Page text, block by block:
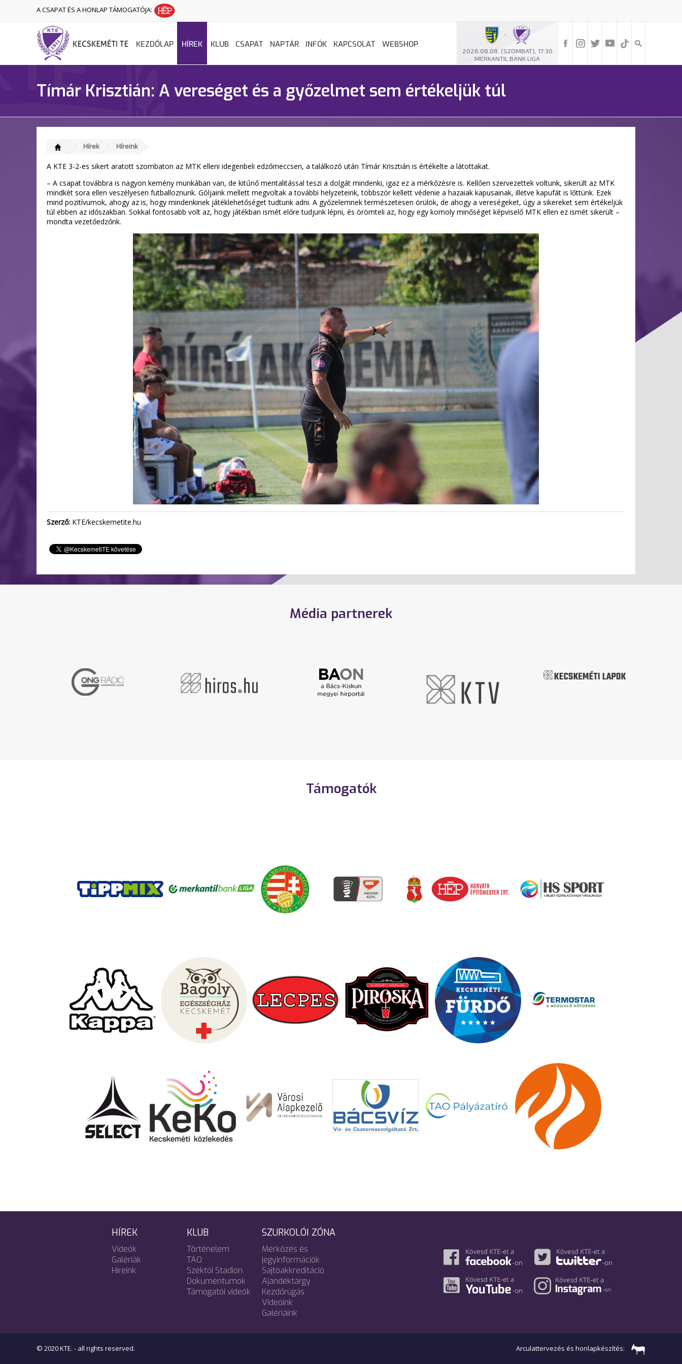
A CSAPAT ÉS A HONLAP TÁMOGATÓJA:
-
2026.08.08. (SZOMBAT), 17:30
MERKANTIL BANK LIGA
KEZDŐLAP HÍREK KLUB CSAPAT NAPTÁR INFÓK KAPCSOLAT WEBSHOP
Tímár Krisztián: A vereséget és a győzelmet sem értékeljük túl
Hírek Híreink
A KTE 3-2-es sikert aratott szombaton az MTK elleni idegenbeli edzőmeccsen, a találkozó után Tímár Krisztián is értékelte a látottakat.
– A csapat továbbra is nagyon kemény munkában van, de kitűnő mentalitással teszi a dolgát mindenki, igaz ez a mérkőzésre is. Kellően szervezettek voltunk, sikerült az MTK
mindkét sora ellen veszélyesen futballoznunk. Góljaink mellett megvoltak a további helyzeteink, többször kellett védenie a hazaiak kapusainak, illetve kapufát is lőttünk. Ezek
mind pozitívumok, ahogy az is, hogy mindenkinek játéklehetőséget tudtunk adni. A győzelemnek természetesen örülök, de ahogy a vereségeket, úgy a sikereket sem értékeljük
túl ebben az időszakban. Sokkal fontosabb volt az, hogy játékban ismét előre tudjunk lépni, és örömteli az, hogy egy komoly minőséget képviselő MTK ellen ez ismét sikerült –
mondta vezetőedzőnk.
Szerző: KTE/kecskemetite.hu
Média partnerek
Támogatók
HÍREK
Videók
Galériák
Híreink
KLUB
Történelem
TAO
Széktói Stadion
Dokumentumok
Támogatói videók
SZURKOLÓI ZÓNA
Mérkőzés és
jegyinformációk
Sajtóakkreditáció
Ajándéktárgy
Kezdőrúgás
Videóink
Galériáink
© 2020 KTE. - all rights reserved. Arculattervezés és honlapkészítés: